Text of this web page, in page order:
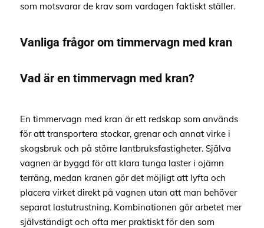
som motsvarar de krav som vardagen faktiskt ställer.
Vanliga frågor om timmervagn med kran
Vad är en timmervagn med kran?
En timmervagn med kran är ett redskap som används
för att transportera stockar, grenar och annat virke i
skogsbruk och på större lantbruksfastigheter. Själva
vagnen är byggd för att klara tunga laster i ojämn
terräng, medan kranen gör det möjligt att lyfta och
placera virket direkt på vagnen utan att man behöver
separat lastutrustning. Kombinationen gör arbetet mer
självständigt och ofta mer praktiskt för den som